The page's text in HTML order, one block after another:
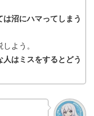
は沼にハマってしまう
よう。
人はミスをするとどう